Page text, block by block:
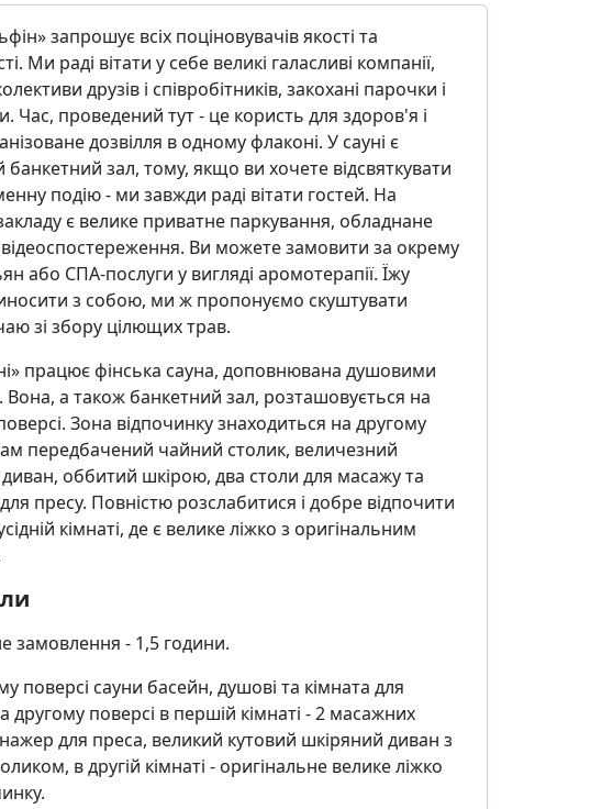
запрошує всіх поціновувачів якості та
Ми раді вітати у себе великі галасливі компанії,
друзів і співробітників, закохані парочки і
Час, проведений тут - це користь для здоров'я і
дозвілля в одному флаконі. У сауні є
зал, тому, якщо ви хочете відсвяткувати
подію - ми завжди раді вітати гостей. На
є велике приватне паркування, обладнане
Ви можете замовити за окрему
або СПА-послуги у вигляді аромотерапії. Їжу
з собою, ми ж пропонуємо скуштувати
зі збору цілющих трав.
працює фінська сауна, доповнювана душовими
Вона, а також банкетний зал, розташовується на
Зона відпочинку знаходиться на другому
передбачений чайний столик, величезний
оббитий шкірою, два столи для масажу та
пресу. Повністю розслабитися і добре відпочити
кімнаті, де є велике ліжко з оригінальним
замовлення - 1,5 години.
поверсі сауни басейн, душові та кімната для
другому поверсі в першій кімнаті - 2 масажних
для преса, великий кутовий шкіряний диван з
в другій кімнаті - оригінальне велике ліжко